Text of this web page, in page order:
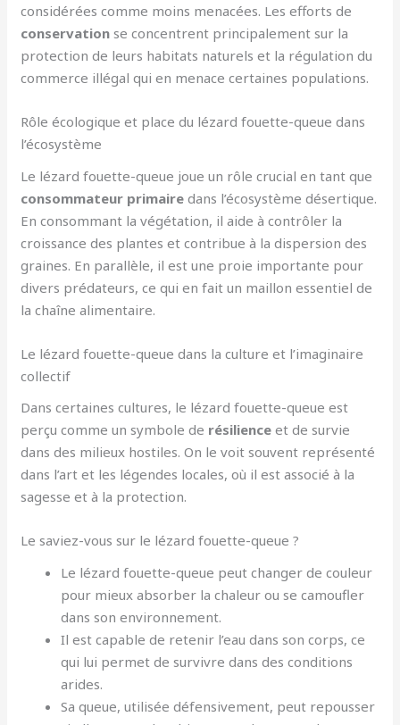
considérées comme moins menacées. Les efforts de
conservation se concentrent principalement sur la
protection de leurs habitats naturels et la régulation du
commerce illégal qui en menace certaines populations.
Rôle écologique et place du lézard fouette-queue dans
l’écosystème
Le lézard fouette-queue joue un rôle crucial en tant que
consommateur primaire dans l’écosystème désertique.
En consommant la végétation, il aide à contrôler la
croissance des plantes et contribue à la dispersion des
graines. En parallèle, il est une proie importante pour
divers prédateurs, ce qui en fait un maillon essentiel de
la chaîne alimentaire.
Le lézard fouette-queue dans la culture et l’imaginaire
collectif
Dans certaines cultures, le lézard fouette-queue est
perçu comme un symbole de résilience et de survie
dans des milieux hostiles. On le voit souvent représenté
dans l’art et les légendes locales, où il est associé à la
sagesse et à la protection.
Le saviez-vous sur le lézard fouette-queue ?
Le lézard fouette-queue peut changer de couleur
pour mieux absorber la chaleur ou se camoufler
dans son environnement.
Il est capable de retenir l’eau dans son corps, ce
qui lui permet de survivre dans des conditions
arides.
Sa queue, utilisée défensivement, peut repousser